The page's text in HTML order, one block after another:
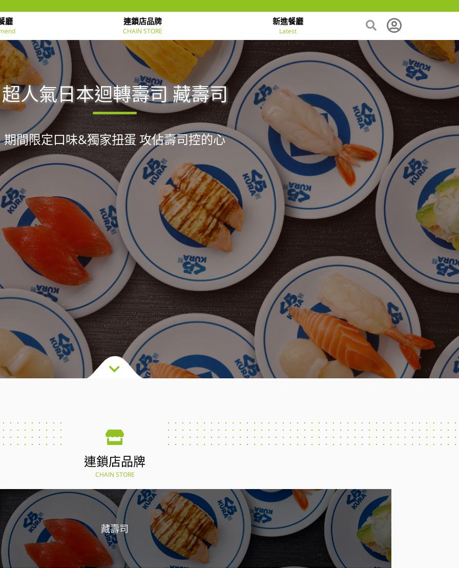
廳 連鎖店品牌
CHAIN STORE
新進餐廳
Latest
超人氣日本迴轉壽司 藏壽司
期間限定口味&獨家扭蛋 攻佔壽司控的心
連鎖店品牌
CHAIN STORE
藏壽司